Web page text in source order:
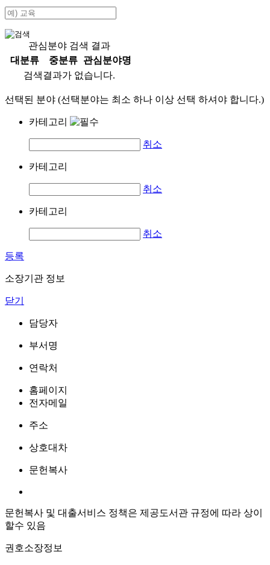
관심분야 검색 결과
대분류
중분류
관심분야명
검색결과가 없습니다.
선택된 분야 (선택분야는 최소 하나 이상 선택 하셔야 합니다.)
카테고리
취소
카테고리
취소
카테고리
취소
등록
소장기관 정보
닫기
담당자
부서명
연락처
홈페이지
전자메일
주소
상호대차
문헌복사
문헌복사 및 대출서비스 정책은 제공도서관 규정에 따라 상이
할수 있음
권호소장정보